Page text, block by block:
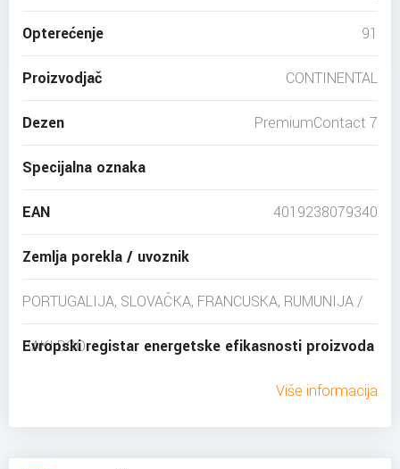
Opterećenje 91
Proizvodjač CONTINENTAL
Dezen PremiumContact 7
Specijalna oznaka
EAN 4019238079340
Zemlja porekla / uvoznik
PORTUGALIJA, SLOVAČKA, FRANCUSKA, RUMUNIJA /
BAKI DOO
Evropski registar energetske efikasnosti proizvoda
Više informacija